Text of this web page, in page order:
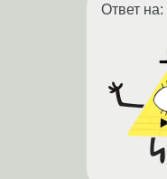
Ответ на: